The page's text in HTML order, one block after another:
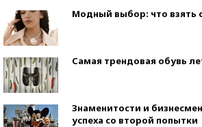
Модный выбор: что взять
Самая трендовая обувь
Знаменитости и
успеха со второй попытки